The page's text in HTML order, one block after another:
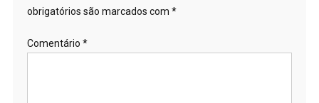
obrigatórios são marcados com *
Comentário *